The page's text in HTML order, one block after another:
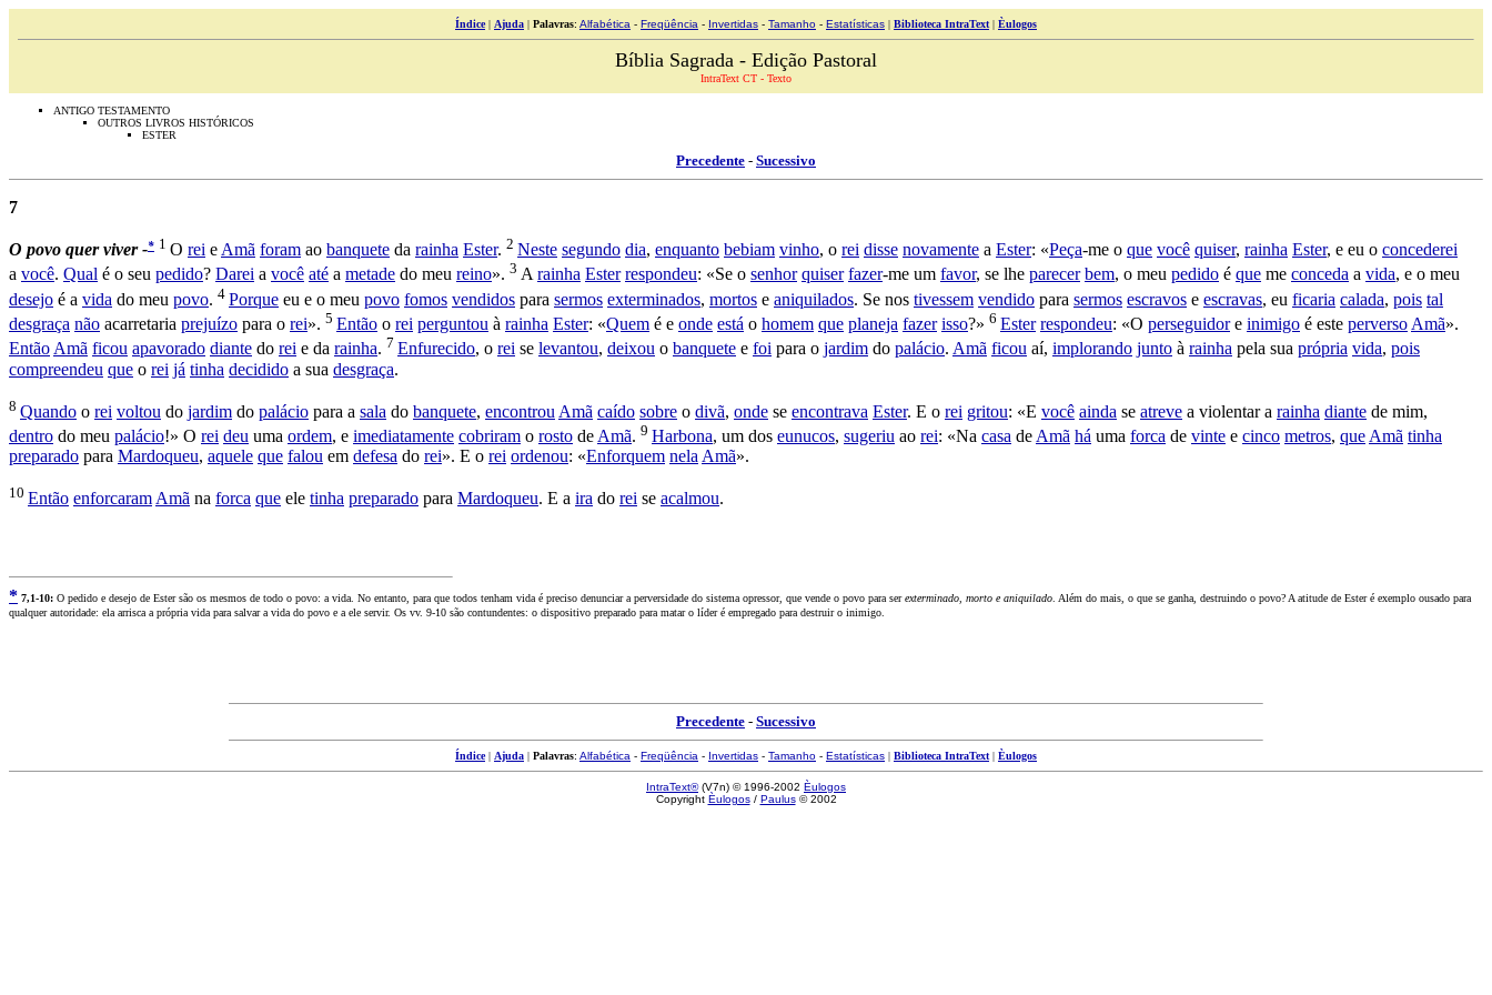
Índice| Ajuda | Palavras: Alfabética - Freqüência - Invertidas - Tamanho - Estatísticas | Biblioteca IntraText | Èulogos
Bíblia Sagrada - Edição Pastoral
IntraText CT - Texto
ANTIGO TESTAMENTO
OUTROS LIVROS HISTÓRICOS
ESTER
Precedente - Sucessivo
7
O povo quer viver -* 1 O rei e Amã foram ao banquete da rainha Ester. 2 Neste segundo dia, enquanto bebiam vinho, o rei disse novamente a Ester: «Peça-me o que você quiser, rainha Ester, e eu o concederei
a você. Qual é o seu pedido? Darei a você até a metade do meu reino». 3 Arainha Ester respondeu: «Se o senhor quiser fazer-me um favor, se lhe parecer bem, o meu pedido é que me conceda a vida, e o meu
desejo é a vida do meu povo. 4 Porque eu e o meu povo fomos vendidos para sermos exterminados, mortos e aniquilados. Se nos tivessem vendido para sermos escravos e escravas, eu ficaria calada, pois tal
desgraça não acarretaria prejuízo para o rei». 5 Então o rei perguntou à rainha Ester: «Quem é e onde está o homem que planeja fazer isso?» 6 Ester respondeu: «O perseguidore inimigo é este perverso Amã».
EntãoAmã ficou apavorado diante do rei e da rainha. 7 Enfurecido, o rei se levantou, deixou o banquete e foi para o jardim do palácio. Amã ficou aí, implorando junto à rainha pela sua própria vida, pois
compreendeu que o rei já tinha decidido a sua desgraça.
8 Quando o rei voltou do jardim do palácio para a sala do banquete, encontrou Amã caído sobre o divã, onde se encontrava Ester. E o rei gritou: «E você ainda se atreve a violentara rainha diante de mim,
dentro do meu palácio!» O rei deu uma ordem, e imediatamente cobriram o rosto de Amã. 9 Harbona, um dos eunucos, sugeriu ao rei: «Na casa de Amã há uma forca de vinte e cinco metros, que Amã tinha
preparado para Mardoqueu, aquele que falou em defesa do rei». E o rei ordenou: «Enforquem nela Amã».
10 Então enforcaramAmã na forca que ele tinha preparado para Mardoqueu. E a ira do rei se acalmou.
* 7,1-10: O pedido e desejo de Ester são os mesmos de todo o povo: a vida. No entanto, para que todos tenham vida é preciso denunciar a perversidade do sistema opressor, que vende o povo para serexterminado, morto e aniquilado . Além do mais, o que se ganha, destruindo o povo? A atitude de Ester é exemplo ousado para
qualquer autoridade: ela arrisca a própria vida para salvar a vida do povo e a ele servir. Os vv. 9-10 são contundentes: o dispositivo preparado para matar o líder é empregado para destruir o inimigo.
Precedente - Sucessivo
Índice| Ajuda | Palavras: Alfabética - Freqüência - Invertidas - Tamanho - Estatísticas | Biblioteca IntraText | Èulogos
IntraText®(V7n) © 1996-2002 Èulogos
Copyright Èulogos/ Paulus© 2002